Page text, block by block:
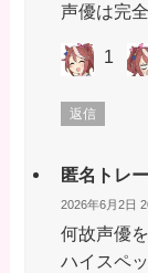
声優は完
1
返信
匿名トレ
2026年6月2日
何故声優
ハイスペ